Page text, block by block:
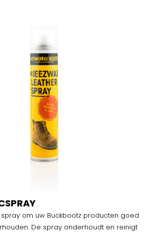
spray om uw Buckbootz producten goed
De spray onderhoudt en reinigt